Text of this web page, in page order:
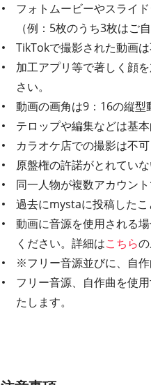
フォトムービーやスライ
（例：5枚のうち3枚はご
TikTokで撮影された動画は
加工アプリ等で著しく顔
さい。
動画の画角は9：16の縦型
テロップや編集などは基
カラオケ店での撮影は不可
原盤権の許諾がとれてい
同一人物が複数アカウン
過去にmystaに投稿したこ
動画に音源を使用される
ください。詳細はこちら
※フリー音源並びに、自
フリー音源、自作曲を使
たします。